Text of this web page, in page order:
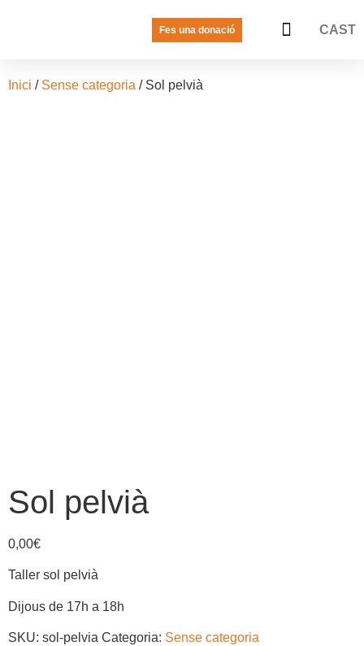
Fes una donació CAST
Inici / Sense categoria / Sol pelvià
Sol pelvià
0,00€
Taller sol pelvià
Dijous de 17h a 18h
SKU: sol-pelvia Categoria: Sense categoria